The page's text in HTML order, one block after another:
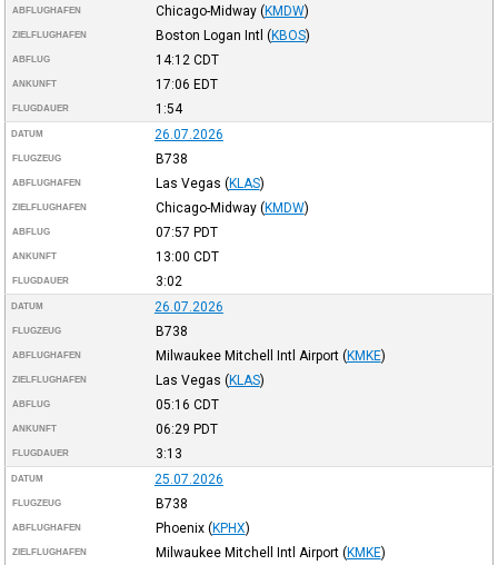
ABFLUGHAFEN Chicago-Midway (KMDW)
ZIELFLUGHAFEN Boston Logan Intl (KBOS)
ABFLUG 14:12 CDT
ANKUNFT 17:06 EDT
FLUGDAUER 1:54
DATUM 26.07.2026
FLUGZEUG B738
ABFLUGHAFEN Las Vegas (KLAS)
ZIELFLUGHAFEN Chicago-Midway (KMDW)
ABFLUG 07:57 PDT
ANKUNFT 13:00 CDT
FLUGDAUER 3:02
DATUM 26.07.2026
FLUGZEUG B738
ABFLUGHAFEN Milwaukee Mitchell Intl Airport (KMKE)
ZIELFLUGHAFEN Las Vegas (KLAS)
ABFLUG 05:16 CDT
ANKUNFT 06:29 PDT
FLUGDAUER 3:13
DATUM 25.07.2026
FLUGZEUG B738
ABFLUGHAFEN Phoenix (KPHX)
ZIELFLUGHAFEN Milwaukee Mitchell Intl Airport (KMKE)